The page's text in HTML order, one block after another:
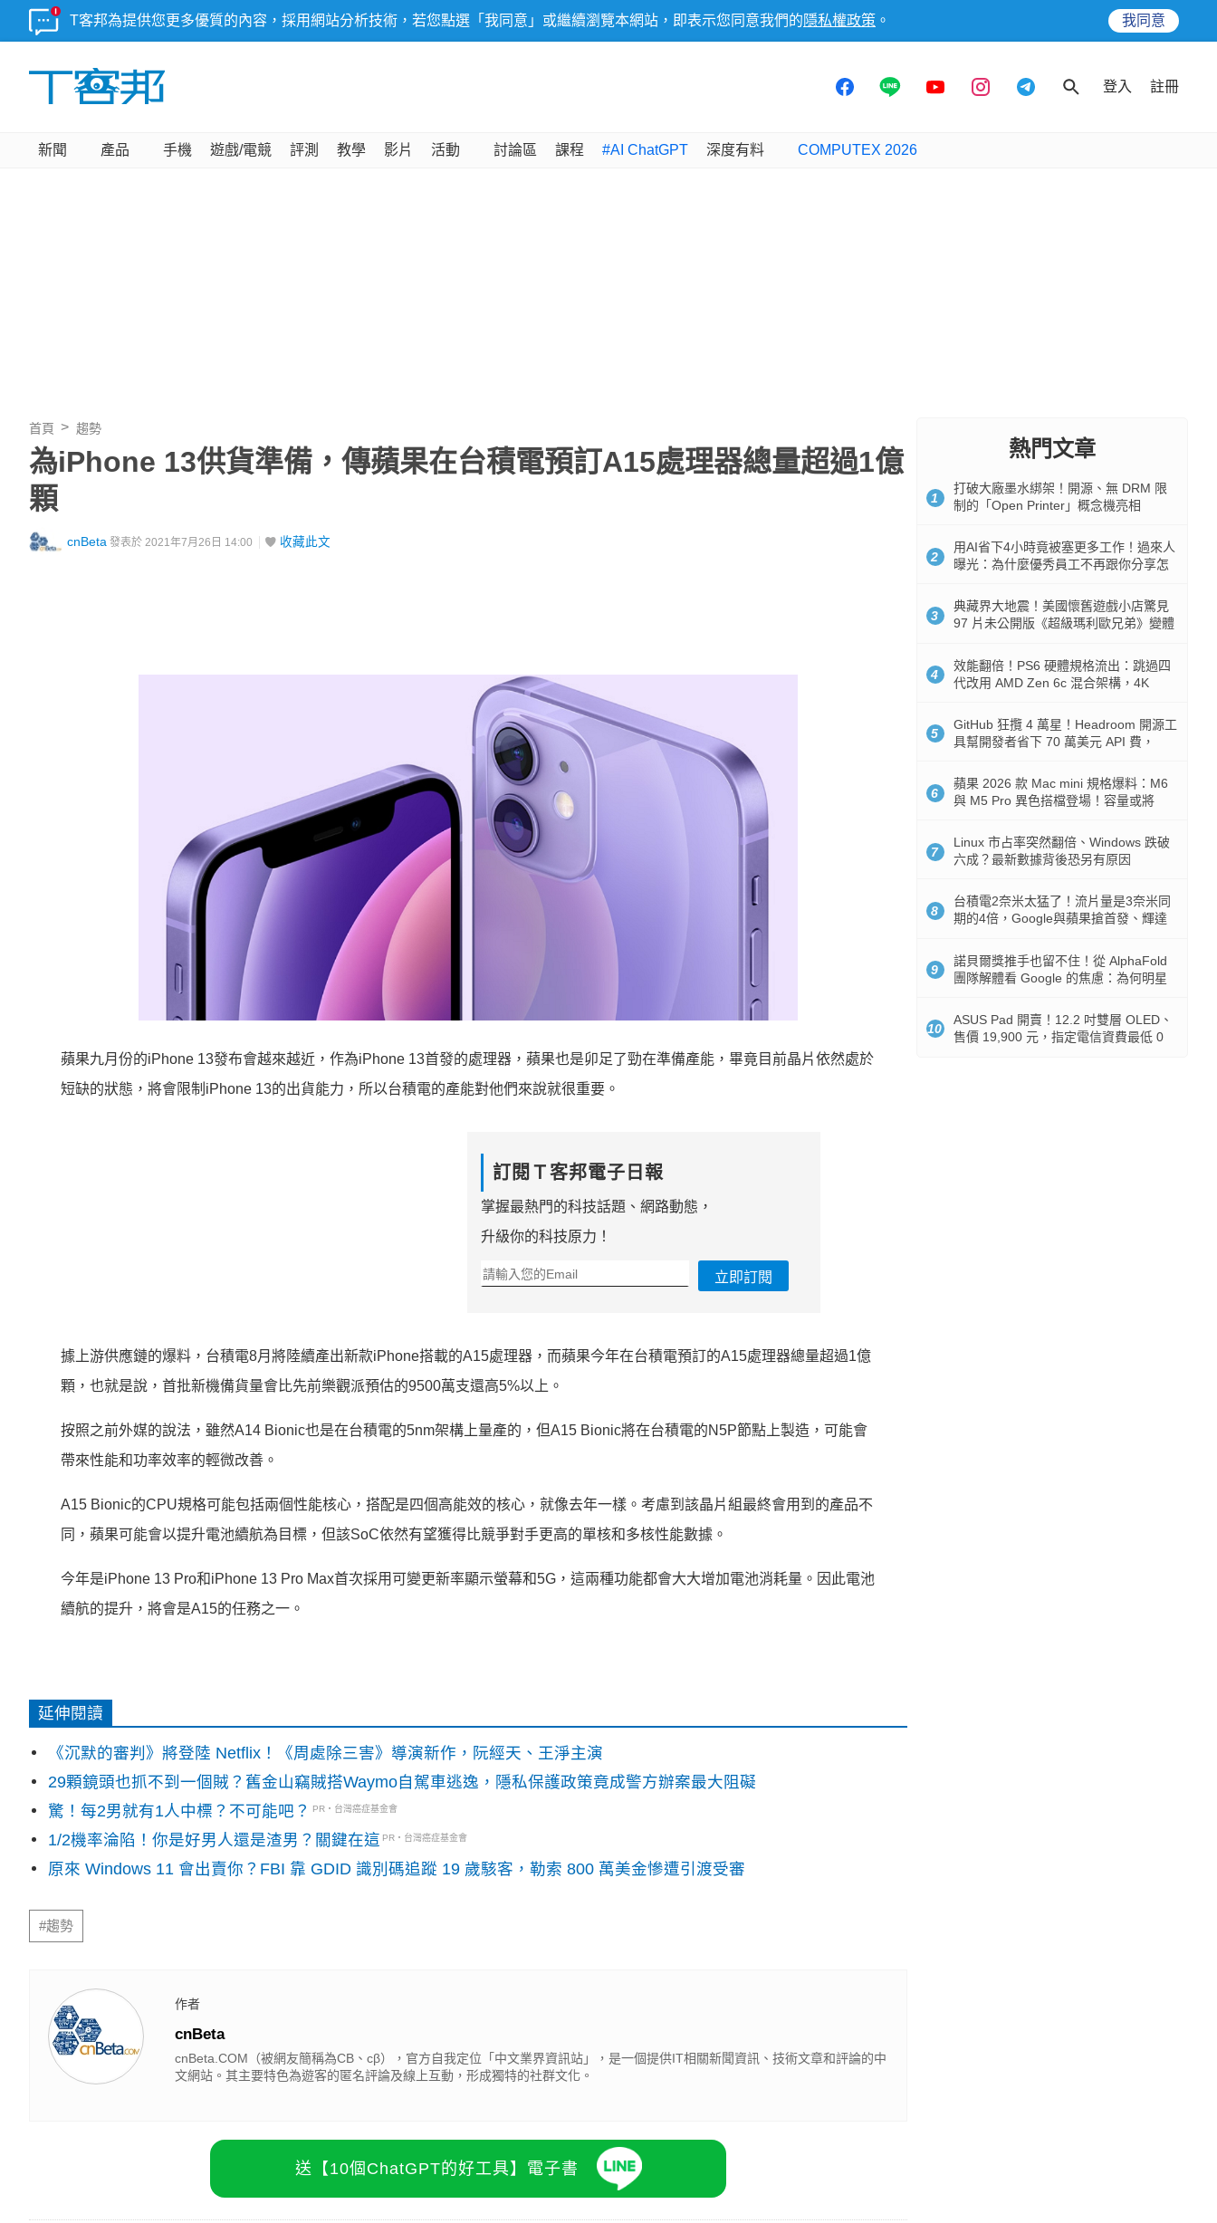
T客邦為提供您更多優質的內容，採用網站分析技術，若您點選「我同意」或繼續瀏覽本網站，即表示您同意我們的 隱私權政策 。 我同意
登入 註冊
新聞 產品 手機 遊戲/電競 評測 教學 影片 活動 討論區 課程 #AI ChatGPT 深度有料 COMPUTEX 2026
首頁 趨勢
為iPhone 13供貨準備，傳蘋果在台積電預訂A15處理器總量超過1億
顆
cnBeta 發表於 2021年7月26日 14:00 收藏此文
蘋果九月份的iPhone 13發布會越來越近，作為iPhone 13首發的處理器，蘋果也是卯足了勁在準備產能，畢竟目前晶片依然處於
短缺的狀態，將會限制iPhone 13的出貨能力，所以台積電的產能對他們來說就很重要。
訂閱Ｔ客邦電子日報
掌握最熱門的科技話題、網路動態，
升級你的科技原力！
立即訂閱
據上游供應鏈的爆料，台積電8月將陸續產出新款iPhone搭載的A15處理器，而蘋果今年在台積電預訂的A15處理器總量超過1億
顆，也就是說，首批新機備貨量會比先前樂觀派預估的9500萬支還高5%以上。
按照之前外媒的說法，雖然A14 Bionic也是在台積電的5nm架構上量產的，但A15 Bionic將在台積電的N5P節點上製造，可能會
帶來性能和功率效率的輕微改善。
A15 Bionic的CPU規格可能包括兩個性能核心，搭配是四個高能效的核心，就像去年一樣。考慮到該晶片組最終會用到的產品不
同，蘋果可能會以提升電池續航為目標，但該SoC依然有望獲得比競爭對手更高的單核和多核性能數據。
今年是iPhone 13 Pro和iPhone 13 Pro Max首次採用可變更新率顯示螢幕和5G，這兩種功能都會大大增加電池消耗量。因此電池
續航的提升，將會是A15的任務之一。
延伸閱讀
《沉默的審判》將登陸 Netflix！《周處除三害》導演新作，阮經天、王淨主演
29顆鏡頭也抓不到一個賊？舊金山竊賊搭Waymo自駕車逃逸，隱私保護政策竟成警方辦案最大阻礙
驚！每2男就有1人中標？不可能吧？
PR・台灣癌症基金會
1/2機率淪陷！你是好男人還是渣男？關鍵在這 PR・台灣癌症基金會
原來 Windows 11 會出賣你？FBI 靠 GDID 識別碼追蹤 19 歲駭客，勒索 800 萬美金慘遭引渡受審
#趨勢
作者
cnBeta
cnBeta.COM（被網友簡稱為CB、cβ），官方自我定位「中文業界資訊站」，是一個提供IT相關新聞資訊、技術文章和評論的中
文網站。其主要特色為遊客的匿名評論及線上互動，形成獨特的社群文化。
送【10個ChatGPT的好工具】電子書
熱門文章
1
打破大廠墨水綁架！開源、無 DRM 限
制的「Open Printer」概念機亮相
2
用AI省下4小時竟被塞更多工作！過來人
曝光：為什麼優秀員工不再跟你分享怎
3
典藏界大地震！美國懷舊遊戲小店驚見
97 片未公開版《超級瑪利歐兄弟》變體
4
效能翻倍！PS6 硬體規格流出：跳過四
代改用 AMD Zen 6c 混合架構，4K
5
GitHub 狂攬 4 萬星！Headroom 開源工
具幫開發者省下 70 萬美元 API 費，
6
蘋果 2026 款 Mac mini 規格爆料：M6
與 M5 Pro 異色搭檔登場！容量或將
7
Linux 市占率突然翻倍、Windows 跌破
六成？最新數據背後恐另有原因
8
台積電2奈米太猛了！流片量是3奈米同
期的4倍，Google與蘋果搶首發、輝達
9
諾貝爾獎推手也留不住！從 AlphaFold
團隊解體看 Google 的焦慮：為何明星
10
ASUS Pad 開賣！12.2 吋雙層 OLED、
售價 19,900 元，指定電信資費最低 0